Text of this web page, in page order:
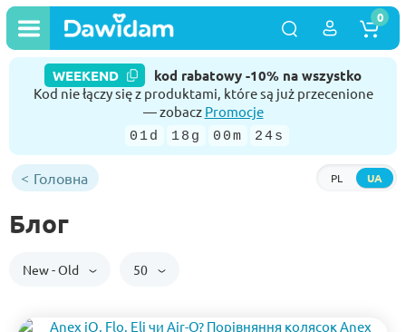
WEEKEND kod rabatowy -10% na wszystko
Kod nie łączy się z produktami, które są już przecenione
— zobacz Promocje
01d 18g 00m 23s
PL UA
0
Головна
Блог
New - Old 50